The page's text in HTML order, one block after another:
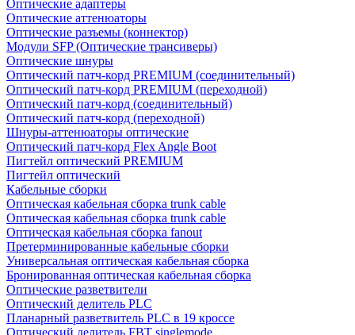
Оптические адаптеры
Оптические аттенюаторы
Оптические разъемы (коннектор)
Модули SFP (Оптические трансиверы)
Оптические шнуры
Оптический патч-корд PREMIUM (соединительный)
Оптический патч-корд PREMIUM (переходной)
Оптический патч-корд (соединительный)
Оптический патч-корд (переходной)
Шнуры-аттенюаторы оптические
Оптический патч-корд Flex Angle Boot
Пигтейл оптический PREMIUM
Пигтейл оптический
Кабельные сборки
Оптическая кабельная сборка trunk cable
Оптическая кабельная сборка trunk cable
Оптическая кабельная сборка fanout
Претерминированные кабельные сборки
Универсальная оптическая кабельная сборка
Бронированная оптическая кабельная сборка
Оптические разветвители
Оптический делитель PLC
Планарный разветвитель PLC в 19 кроссе
Оптический делитель FBT singlemode